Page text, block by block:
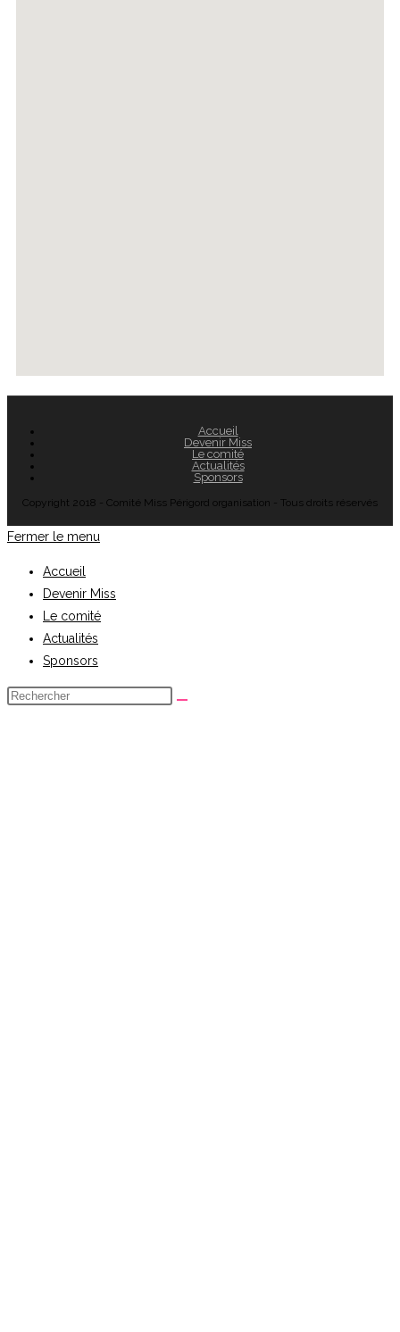
Accueil
Devenir Miss
Le comité
Actualités
Sponsors
Copyright 2018 - Comité Miss Périgord organisation - Tous droits réservés
Fermer le menu
Accueil
Devenir Miss
Le comité
Actualités
Sponsors